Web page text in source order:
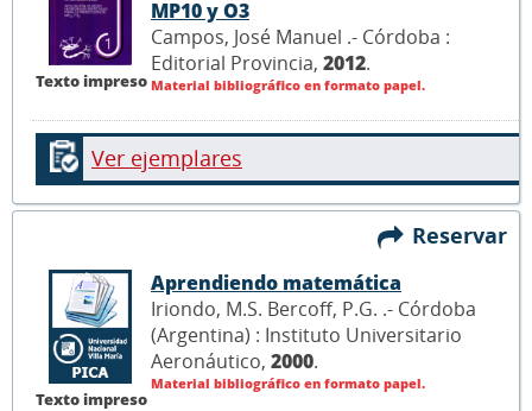
Texto impreso
MP10 y O3
Campos, José Manuel .- Córdoba :
Editorial Provincia, 2012.
Material bibliográfico en formato papel.
Ver ejemplares
Reservar
Texto impreso
Aprendiendo matemática
Iriondo, M.S. Bercoff, P.G. .- Córdoba
(Argentina) : Instituto Universitario
Aeronáutico, 2000.
Material bibliográfico en formato papel.